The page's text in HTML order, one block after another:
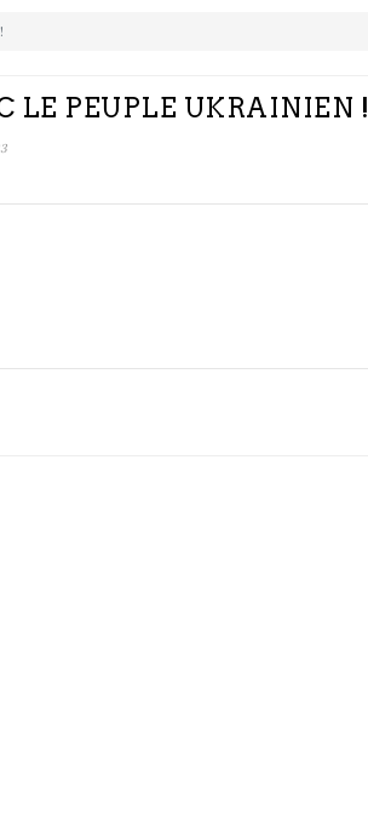
LE PEUPLE UKRAINIEN !